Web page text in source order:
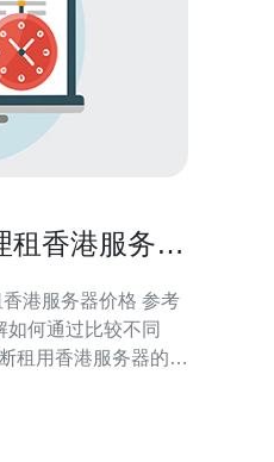
租香港服务器
港服务器价格 参考
如何通过比较不同
租用香港服务器的合
，帮助降低长期运